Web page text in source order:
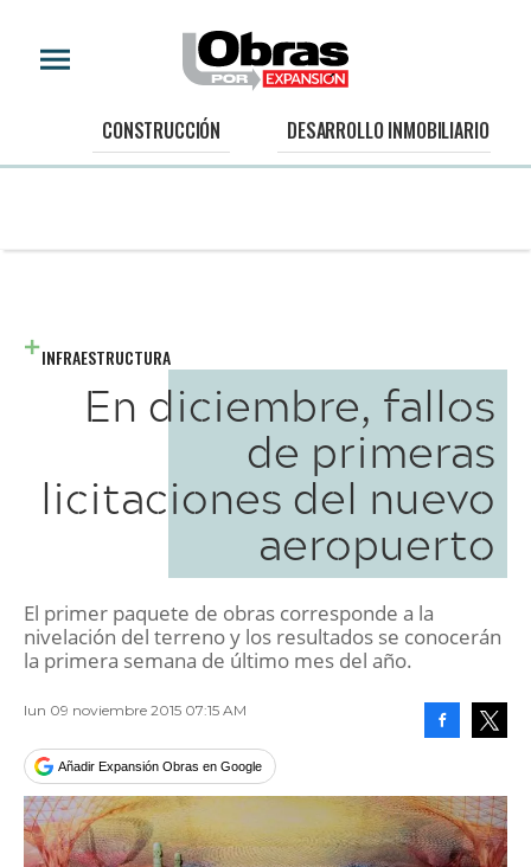
CONSTRUCCIÓN DESARROLLO INMOBILIARIO
INFRAESTRUCTURA
En diciembre, fallos
de primeras
licitaciones del nuevo
aeropuerto
El primer paquete de obras corresponde a la
nivelación del terreno y los resultados se conocerán
la primera semana de último mes del año.
lun 09 noviembre 2015 07:15 AM
Añadir Expansión Obras en Google